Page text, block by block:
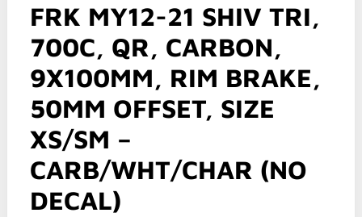
FRK MY12-21 SHIV TRI,
700C, QR, CARBON,
9X100MM, RIM BRAKE,
50MM OFFSET, SIZE
XS/SM –
CARB/WHT/CHAR (NO
DECAL)